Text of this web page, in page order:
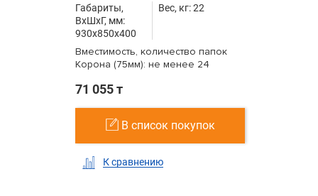
Габариты,
ВxШxГ, мм:
930x850x400
Вес, кг: 22
Вместимость, количество папок
Корона (75мм): не менее 24
71 055 т
В список покупок
К сравнению